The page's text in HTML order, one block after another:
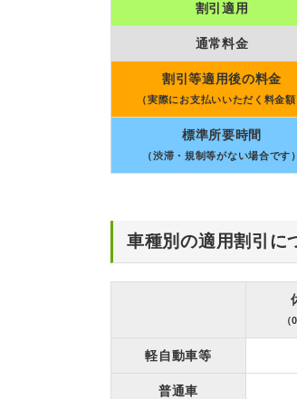
割引適用
通常料金
割引等適用後の料金
（実際にお支払いいただく料金額
標準所要時間
（渋滞・規制等がない場合です）
車種別の適用割引に
軽自動車等
普通車